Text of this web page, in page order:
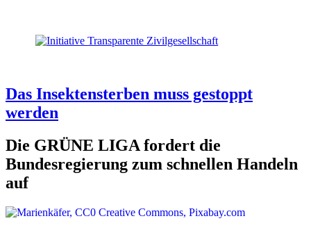
Das Insektensterben muss gestoppt
werden
Die GRÜNE LIGA fordert die
Bundesregierung zum schnellen Handeln
auf